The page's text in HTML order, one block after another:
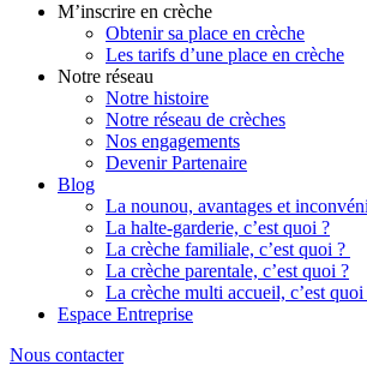
M’inscrire en crèche
Obtenir sa place en crèche
Les tarifs d’une place en crèche
Notre réseau
Notre histoire
Notre réseau de crèches
Nos engagements
Devenir Partenaire
Blog
La nounou, avantages et
La halte-garderie, c’est quoi ?
La crèche familiale, c’est quoi ?
La crèche parentale, c’est quoi ?
La crèche multi accueil, c’est quoi
Espace Entreprise
Nous contacter